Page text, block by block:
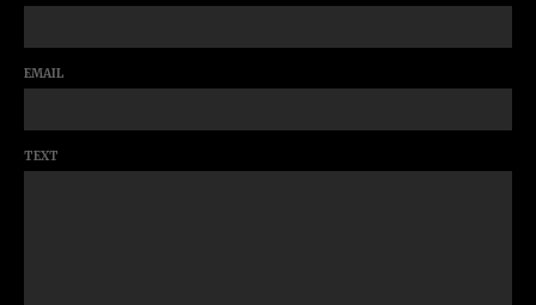
EMAIL
TEXT